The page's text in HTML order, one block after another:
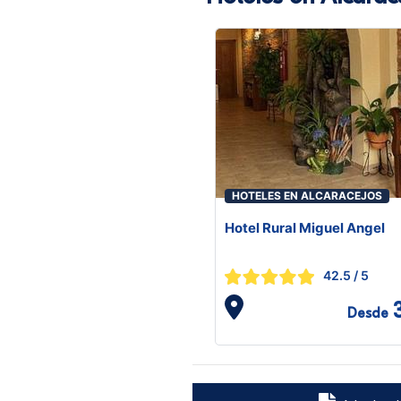
HOTELES EN ALCARACEJOS
Hotel Rural Miguel Angel
42.5 / 5
Desde